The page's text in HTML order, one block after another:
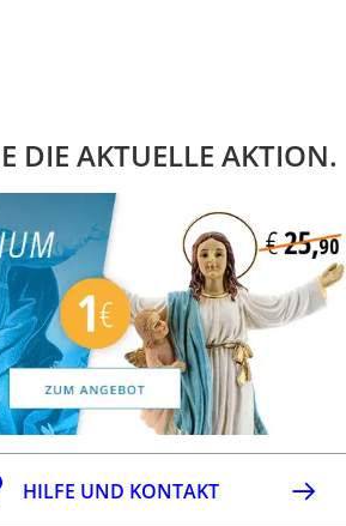
DIE AKTUELLE AKTION.
HILFE UND KONTAKT